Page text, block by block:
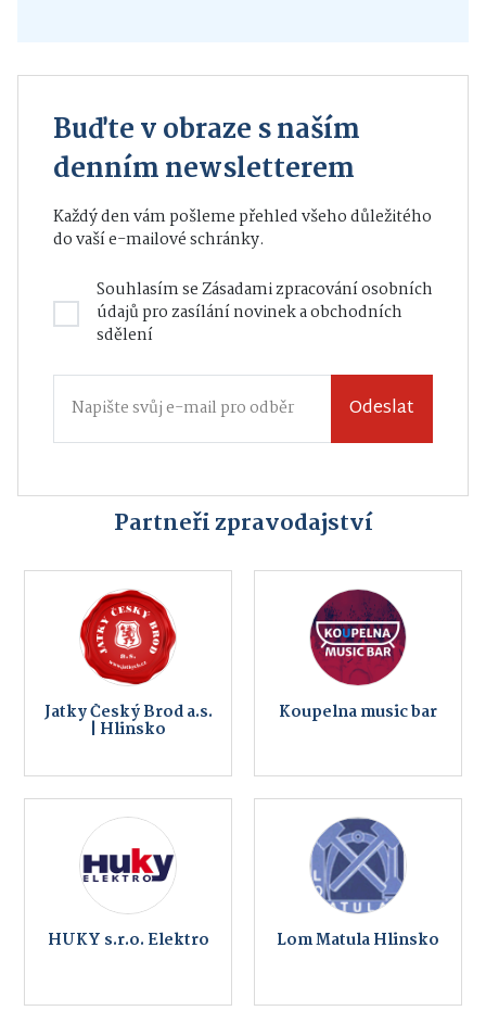
Buďte v obraze s naším
denním newsletterem
Každý den vám pošleme přehled všeho důležitého
do vaší e-mailové schránky.
Souhlasím seZásadami zpracování osobních
údajůpro zasílání novinek a obchodních
sdělení
Odeslat
Partneři zpravodajství
Jatky Český Brod a.s.
| Hlinsko
Koupelna music bar
HUKY s.r.o. Elektro Lom Matula Hlinsko